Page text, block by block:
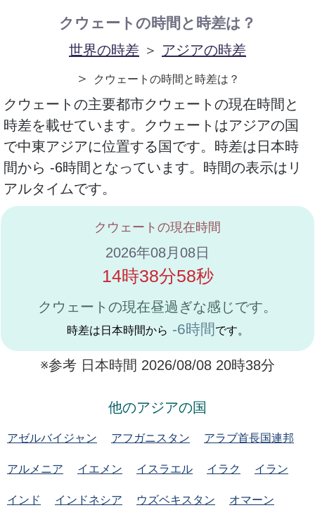
クウェートの時間と時差は？
世界の時差 ＞ アジアの時差
＞
クウェートの時間と時差は？
クウェートの主要都市クウェートの現在時間と
時差を載せています。クウェートはアジアの国
で中東アジアに位置する国です。時差は日本時
間から -6時間となっています。時間の表示はリ
アルタイムです。
クウェートの現在時間
2026年08月08日
14時38分58秒
クウェートの現在昼過ぎな感じです。
時差は日本時間から -6時間 です。
※参考 日本時間 2026/08/08 20時38分
他のアジアの国
アゼルバイジャン アフガニスタン アラブ首長国連邦
アルメニア イエメン イスラエル イラク イラン
インド インドネシア ウズベキスタン オマーン